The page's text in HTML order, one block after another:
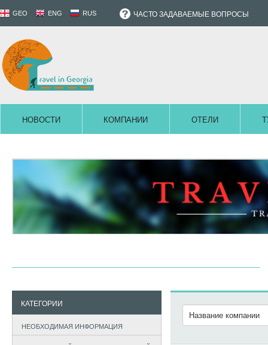
GEO ENG RUS ЧАСТО ЗАДАВАЕМЫЕ ВОПРОСЫ
НОВОСТИ КОМПАНИИ ОТЕЛИ
КАТЕГОРИИ
НЕОБХОДИМАЯ ИНФОРМАЦИЯ